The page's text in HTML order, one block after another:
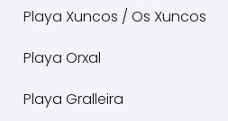
Playa Xuncos / Os Xuncos
Playa Orxal
Playa Gralleira